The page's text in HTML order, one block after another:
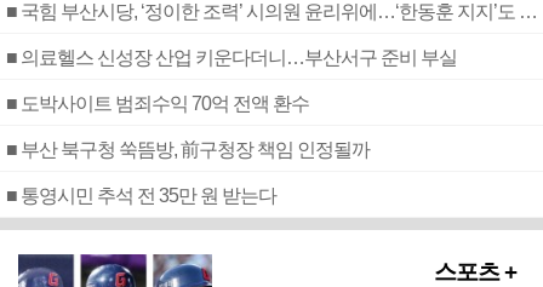
■ 국힘 부산시당, ‘정이한 조력’ 시의원 윤리위에…‘한동훈 지지’도 신고접수
■ 의료헬스 신성장 산업 키운다더니…부산서구 준비 부실
■ 도박사이트 범죄수익 70억 전액 환수
■ 부산 북구청 쑥뜸방, 前구청장 책임 인정될까
■ 통영시민 추석 전 35만 원 받는다
스포츠 +